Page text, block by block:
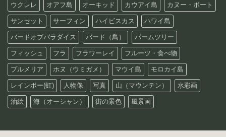
ウクレレ オアフ島 オーキッド カウアイ島 カヌー・ボート
サンセット サーフィン ハイビスカス ハワイ島
バードオブパラダイス バード（鳥） パームツリー
フィッシュ フラ フラワーレイ フルーツ・食べ物
プルメリア ホヌ（ウミガメ） マウイ島 モロカイ島
レインボー(虹) 人物像 写真 山（マウンテン） 水彩画
油絵 海（オーシャン） 街の景色 風景画